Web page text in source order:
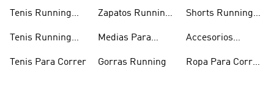
Tenis Running
Tenis Running
Tenis Para Correr
Zapatos Running
Medias Para
Gorras Running
Shorts Running
Accesorios
Ropa Para Correr